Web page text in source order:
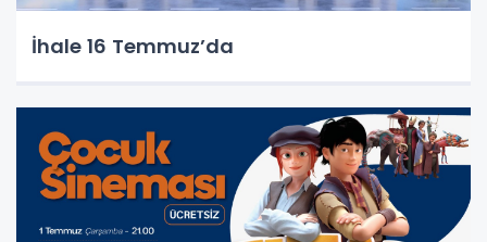
İhale 16 Temmuz’da